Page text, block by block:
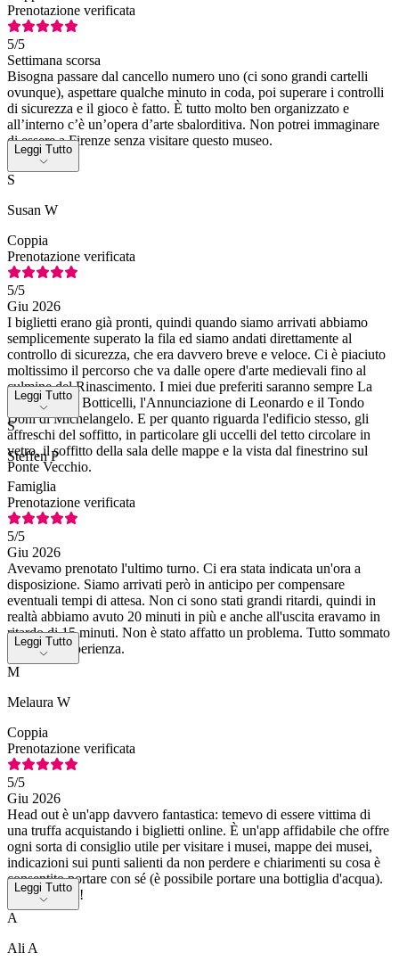
Prenotazione verificata
5/5
Settimana scorsa
Bisogna passare dal cancello numero uno (ci sono grandi cartelli
ovunque), aspettare qualche minuto in coda, poi superare i controlli
di sicurezza e il gioco è fatto. È tutto molto ben organizzato e
all’interno c’è un’opera d’arte sbalorditiva. Non potrei immaginare
di essere a Firenze senza visitare questo museo.
Leggi Tutto
S
Susan W
Coppia
Prenotazione verificata
5/5
Giu 2026
I biglietti erano già pronti, quindi quando siamo arrivati abbiamo
semplicemente superato la fila ed siamo andati direttamente al
controllo di sicurezza, che era davvero breve e veloce. Ci è piaciuto
moltissimo il percorso che va dalle opere d'arte medievali fino al
culmine del Rinascimento. I miei due preferiti saranno sempre La
Primavera di Botticelli, l'Annunciazione di Leonardo e il Tondo
Doni di Michelangelo. E per quanto riguarda l'edificio stesso, gli
affreschi del soffitto, in particolare gli uccelli del tetto circolare in
vetro, il soffitto della sala delle mappe e la vista dal finestrino sul
Ponte Vecchio.
Leggi Tutto
S
Steffen P
Famiglia
Prenotazione verificata
5/5
Giu 2026
Avevamo prenotato l'ultimo turno. Ci era stata indicata un'ora a
disposizione. Siamo arrivati però in anticipo per compensare
eventuali tempi di attesa. Non ci sono stati grandi ritardi, quindi in
realtà abbiamo avuto 20 minuti in più e anche all'uscita eravamo in
ritardo di 15 minuti. Non è stato affatto un problema. Tutto sommato
è stata un'esperienza.
Leggi Tutto
M
Melaura W
Coppia
Prenotazione verificata
5/5
Giu 2026
Head out è un'app davvero fantastica: temevo di essere vittima di
una truffa acquistando i biglietti online. È un'app affidabile che offre
ogni sorta di consiglio utile per visitare i musei, mappe dei musei,
indicazioni sui punti salienti da non perdere e chiarimenti su cosa è
consentito portare con sé (è possibile portare una bottiglia d'acqua).
Grazie, Italia!
Leggi Tutto
A
Ali A